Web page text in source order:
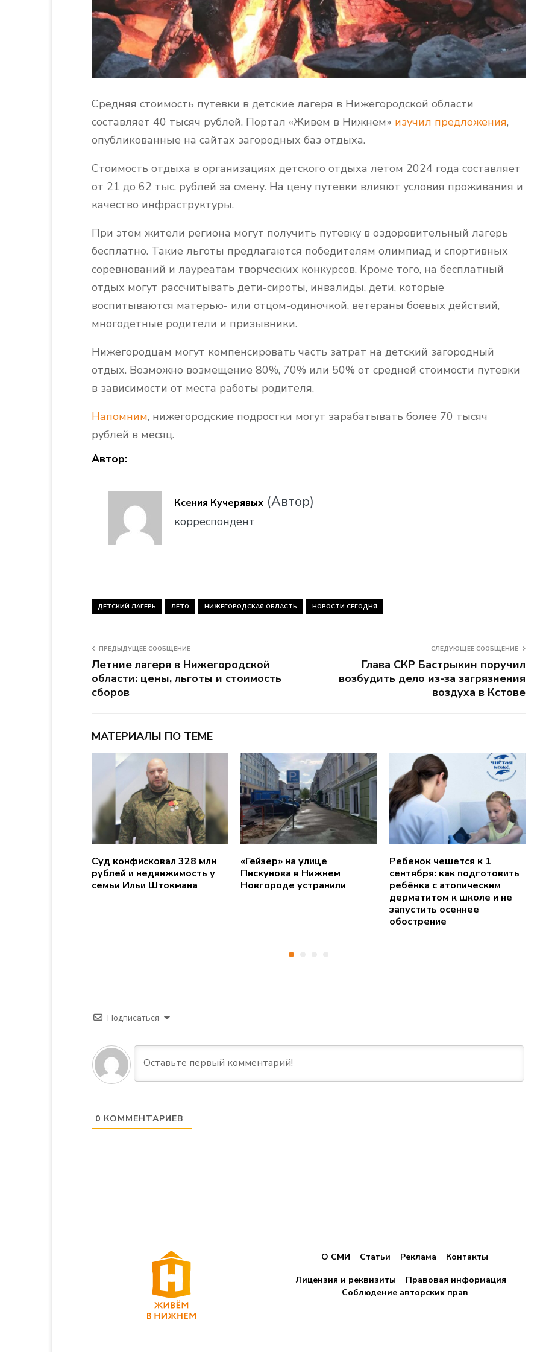
Средняя стоимость путевки в детские лагеря в Нижегородской области
составляет 40 тысяч рублей. Портал «Живем в Нижнем» изучил предложения,
опубликованные на сайтах загородных баз отдыха.
Стоимость отдыха в организациях детского отдыха летом 2024 года составляет
от 21 до 62 тыс. рублей за смену. На цену путевки влияют условия проживания и
качество инфраструктуры.
При этом жители региона могут получить путевку в оздоровительный лагерь
бесплатно. Такие льготы предлагаются победителям олимпиад и спортивных
соревнований и лауреатам творческих конкурсов. Кроме того, на бесплатный
отдых могут рассчитывать дети-сироты, инвалиды, дети, которые
воспитываются матерью- или отцом-одиночкой, ветераны боевых действий,
многодетные родители и призывники.
Нижегородцам могут компенсировать часть затрат на детский загородный
отдых. Возможно возмещение 80%, 70% или 50% от средней стоимости путевки
в зависимости от места работы родителя.
Напомним, нижегородские подростки могут зарабатывать более 70 тысяч
рублей в месяц.
Автор:
Ксения Кучерявых (Автор)
корреспондент
ДЕТСКИЙ ЛАГЕРЬ ЛЕТО НИЖЕГОРОДСКАЯ ОБЛАСТЬ НОВОСТИ СЕГОДНЯ
ПРЕДЫДУЩЕЕ СООБЩЕНИЕ
Летние лагеря в Нижегородской
области: цены, льготы и стоимость
сборов
СЛЕДУЮЩЕЕ СООБЩЕНИЕ
Глава СКР Бастрыкин поручил
возбудить дело из-за загрязнения
воздуха в Кстове
МАТЕРИАЛЫ ПО ТЕМЕ
Суд конфисковал 328 млн
рублей и недвижимость у
семьи Ильи Штокмана
«Гейзер» на улице
Пискунова в Нижнем
Новгороде устранили
Ребенок чешется к 1
сентября: как подготовить
ребёнка с атопическим
дерматитом к школе и не
запустить осеннее
обострение
Подписаться
0 КОММЕНТАРИЕВ
О СМИ Статьи Реклама
Контакты
Лицензия и реквизиты
Правовая информация
Соблюдение авторских прав